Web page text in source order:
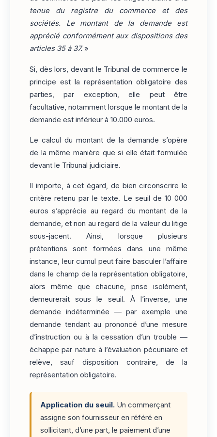
tenue du registre du commerce et des
sociétés. Le montant de la demande est
apprécié conformément aux dispositions des
articles 35 à 37.»
Si, dès lors, devant le Tribunal de commerce le
principe est la représentation obligatoire des
parties, par exception, elle peut être
facultative, notamment lorsque le montant de la
demande est inférieur à 10.000 euros.
Le calcul du montant de la demande s’opère
de la même manière que si elle était formulée
devant le Tribunal judiciaire.
Il importe, à cet égard, de bien circonscrire le
critère retenu par le texte. Le seuil de 10 000
euros s’apprécie au regard du montant de la
demande, et non au regard de la valeur du litige
sous-jacent. Ainsi, lorsque plusieurs
prétentions sont formées dans une même
instance, leur cumul peut faire basculer l’affaire
dans le champ de la représentation obligatoire,
alors même que chacune, prise isolément,
demeurerait sous le seuil. À l’inverse, une
demande indéterminée — par exemple une
demande tendant au prononcé d’une mesure
d’instruction ou à la cessation d’un trouble —
échappe par nature à l’évaluation pécuniaire et
relève, sauf disposition contraire, de la
représentation obligatoire.
Application du seuil. Un commerçant
assigne son fournisseur en référé en
sollicitant, d’une part, le paiement d’une